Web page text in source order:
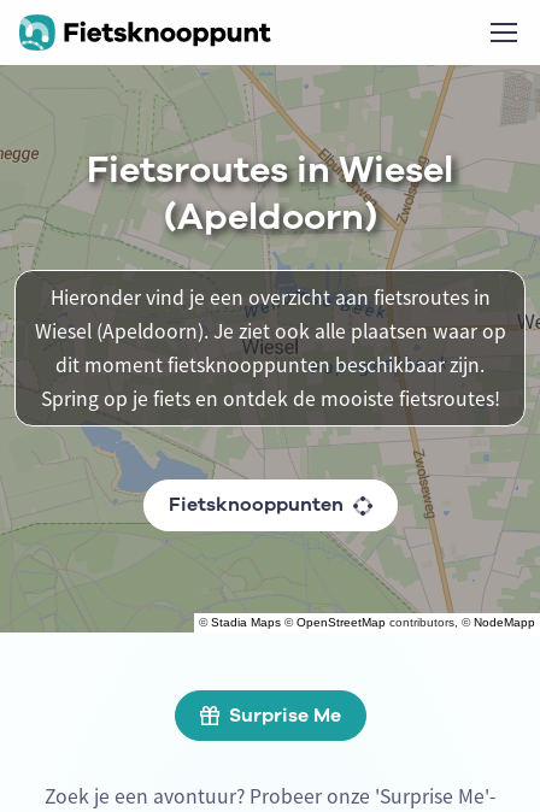
©Stadia Maps ©OpenStreetMap contributors, ©NodeMapp
Fietsroutes in Wiesel
(Apeldoorn)
Hieronder vind je een overzicht aan fietsroutes in
Wiesel (Apeldoorn). Je ziet ook alle plaatsen waar op
dit moment fietsknooppunten beschikbaar zijn.
Spring op je fiets en ontdek de mooiste fietsroutes!
Fietsknooppunten
Surprise Me
Zoek je een avontuur? Probeer onze 'Surprise Me'-